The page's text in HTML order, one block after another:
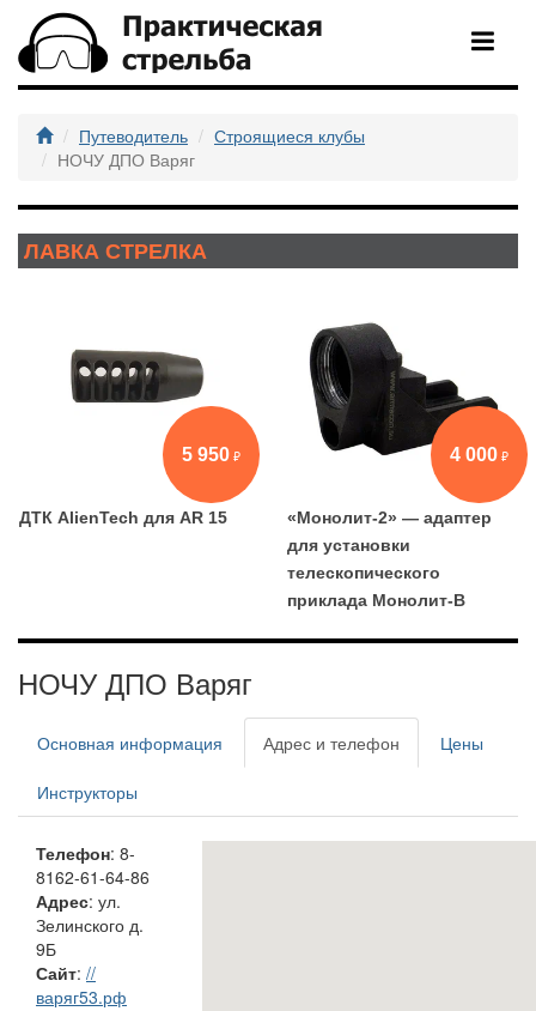
Путеводитель
Строящиеся клубы
НОЧУ ДПО Варяг
ЛАВКА СТРЕЛКА
5 950
ДТК AlienTech для AR 15
4 000
«Монолит-2» — адаптер
для установки
телескопического
приклада Монолит-В
НОЧУ ДПО Варяг
Основная информация Адрес и телефон Цены
Инструкторы
Телефон: 8-
8162-61-64-86
Адрес: ул.
Зелинского д.
9Б
Сайт: //
варяг53.рф